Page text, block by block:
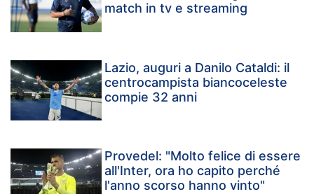
match in tv e streaming
Lazio, auguri a Danilo Cataldi: il
centrocampista biancoceleste
compie 32 anni
Provedel: "Molto felice di essere
all'Inter, ora ho capito perché
l'anno scorso hanno vinto"